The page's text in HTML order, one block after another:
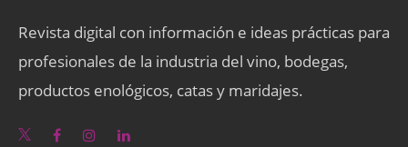
Revista digital con información e ideas prácticas para
profesionales de la industria del vino, bodegas,
productos enológicos, catas y maridajes.